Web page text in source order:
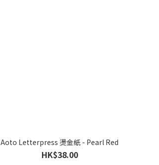
Aoto Letterpress 燙金紙 - Pearl Red
HK$38.00